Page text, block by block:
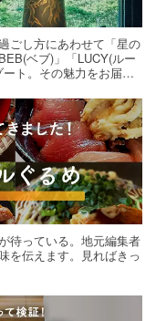
ごし方にあわせて「星の
ベブ)」「LUCY(ルー
ト。その魅力をお届け
待っている。地元編集者
を伝えます。見ればきっ